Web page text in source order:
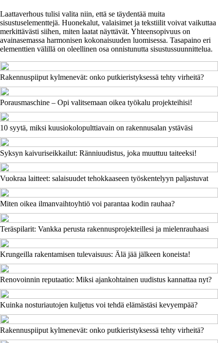
Laattaverhous tulisi valita niin, että se täydentää muita
sisustuselementtejä. Huonekalut, valaisimet ja tekstiilit voivat vaikuttaa
merkittävästi siihen, miten laatat näyttävät. Yhteensopivuus on
avainasemassa harmonisen kokonaisuuden luomisessa. Tasapaino eri
elementtien välillä on oleellinen osa onnistunutta sisustussuunnittelua.
Rakennuspiiput kylmenevät: onko putkieristyksessä tehty virheitä?
Porausmaschine – Opi valitsemaan oikea työkalu projekteihisi!
10 syytä, miksi kuusiokolopulttiavain on rakennusalan ystäväsi
Syksyn kaivuriseikkailut: Ränniuudistus, joka muuttuu taiteeksi!
Vuokraa laitteet: salaisuudet tehokkaaseen työskentelyyn paljastuvat
Miten oikea ilmanvaihtoyhtiö voi parantaa kodin rauhaa?
Teräspilarit: Vankka perusta rakennusprojekteillesi ja mielenrauhaasi
Krungeilla rakentamisen tulevaisuus: Älä jää jälkeen koneista!
Renovoinnin reputaatio: Miksi ajankohtainen uudistus kannattaa nyt?
Kuinka nosturiautojen kuljetus voi tehdä elämästäsi kevyempää?
Rakennuspiiput kylmenevät: onko putkieristyksessä tehty virheitä?